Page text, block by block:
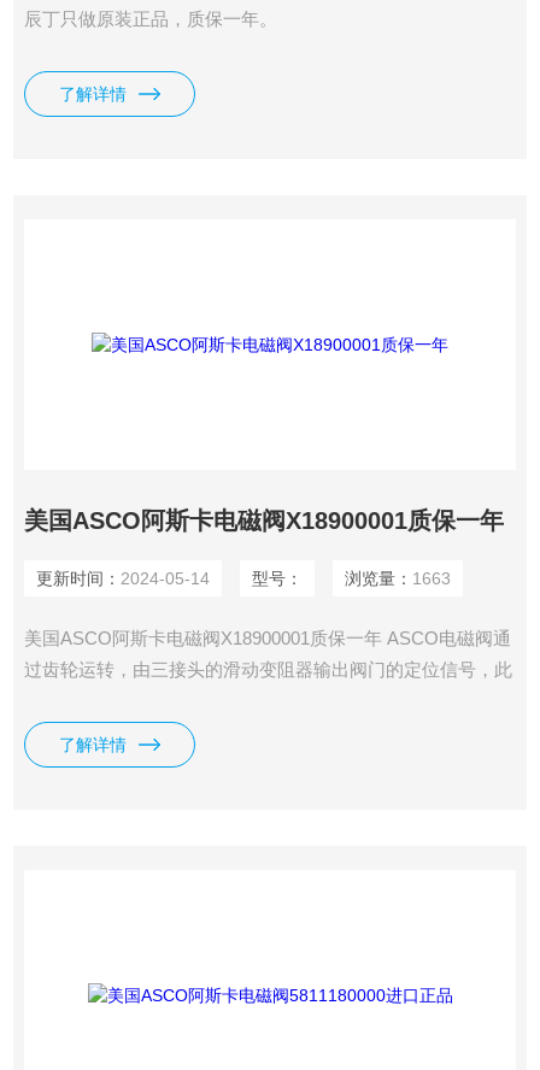
辰丁只做原装正品，质保一年。
了解详情
美国ASCO阿斯卡电磁阀X18900001质保一年
更新时间： 2024-05-14 型号： 浏览量： 1663
美国ASCO阿斯卡电磁阀X18900001质保一年 ASCO电磁阀通
过齿轮运转，由三接头的滑动变阻器输出阀门的定位信号，此
了解详情